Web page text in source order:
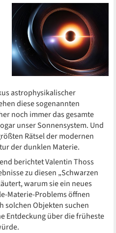
astrophysikalischer
diese sogenannten
noch immer das gesamte
unser Sonnensystem. Und
Rätsel der modernen
der dunklen Materie.
berichtet Valentin Thoss
zu diesen „Schwarzen
warum sie ein neues
Materie-Problems öffnen
solchen Objekten suchen
Entdeckung über die früheste